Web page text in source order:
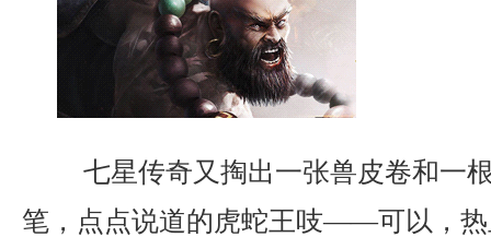
七星传奇又掏出一张兽皮卷和一
笔，点点说道的虎蛇王吱——可以，热